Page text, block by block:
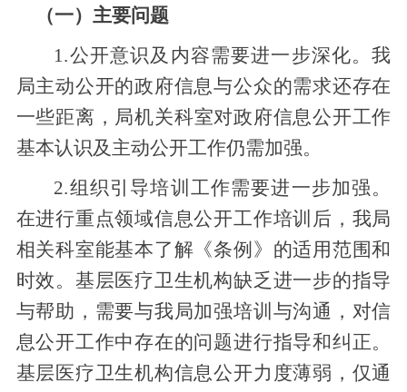
（一）主要问题
1.公开意识及内容需要进一步深化。我
局主动公开的政府信息与公众的需求还存在
一些距离， 局机关科室对政府信息公开工作
基本认识及主动公开工作仍需加强。
2.组织引导培训 工作需要进一步加强。
在进行重点领域信息公开工作培训后，我局
相关科室能基本了解《条例》的适用范围和
时效。基层医疗卫生机构缺乏进一步的指导
与帮助，需要与我局加强培训与沟通，对信
息公开工作中存在的问题进行指导和纠正。
基层医疗卫生机构信息公开力度薄弱，仅通